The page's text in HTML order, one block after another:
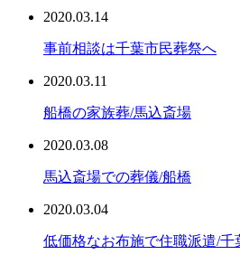
2020.03.14
事前相談は千葉市民葬祭へ
2020.03.11
船橋の家族葬/馬込斎場
2020.03.08
馬込斎場での葬儀/船橋
2020.03.04
低価格なお布施で住職派遣/千